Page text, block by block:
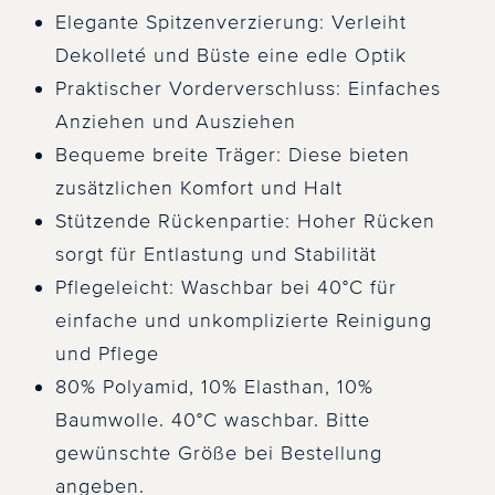
Elegante Spitzenverzierung: Verleiht
Dekolleté und Büste eine edle Optik
Praktischer Vorderverschluss: Einfaches
Anziehen und Ausziehen
Bequeme breite Träger: Diese bieten
zusätzlichen Komfort und Halt
Stützende Rückenpartie: Hoher Rücken
sorgt für Entlastung und Stabilität
Pflegeleicht: Waschbar bei 40°C für
einfache und unkomplizierte Reinigung
und Pflege
80% Polyamid, 10% Elasthan, 10%
Baumwolle. 40°C waschbar. Bitte
gewünschte Größe bei Bestellung
angeben.